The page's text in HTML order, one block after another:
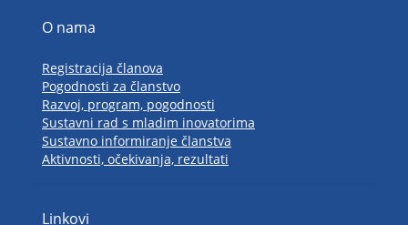
O nama
Registracija članova
Pogodnosti za članstvo
Razvoj, program, pogodnosti
Sustavni rad s mladim inovatorima
Sustavno informiranje članstva
Aktivnosti, očekivanja, rezultati
Linkovi